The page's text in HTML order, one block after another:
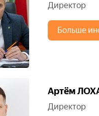
Директор
Больше
Артём
Директор